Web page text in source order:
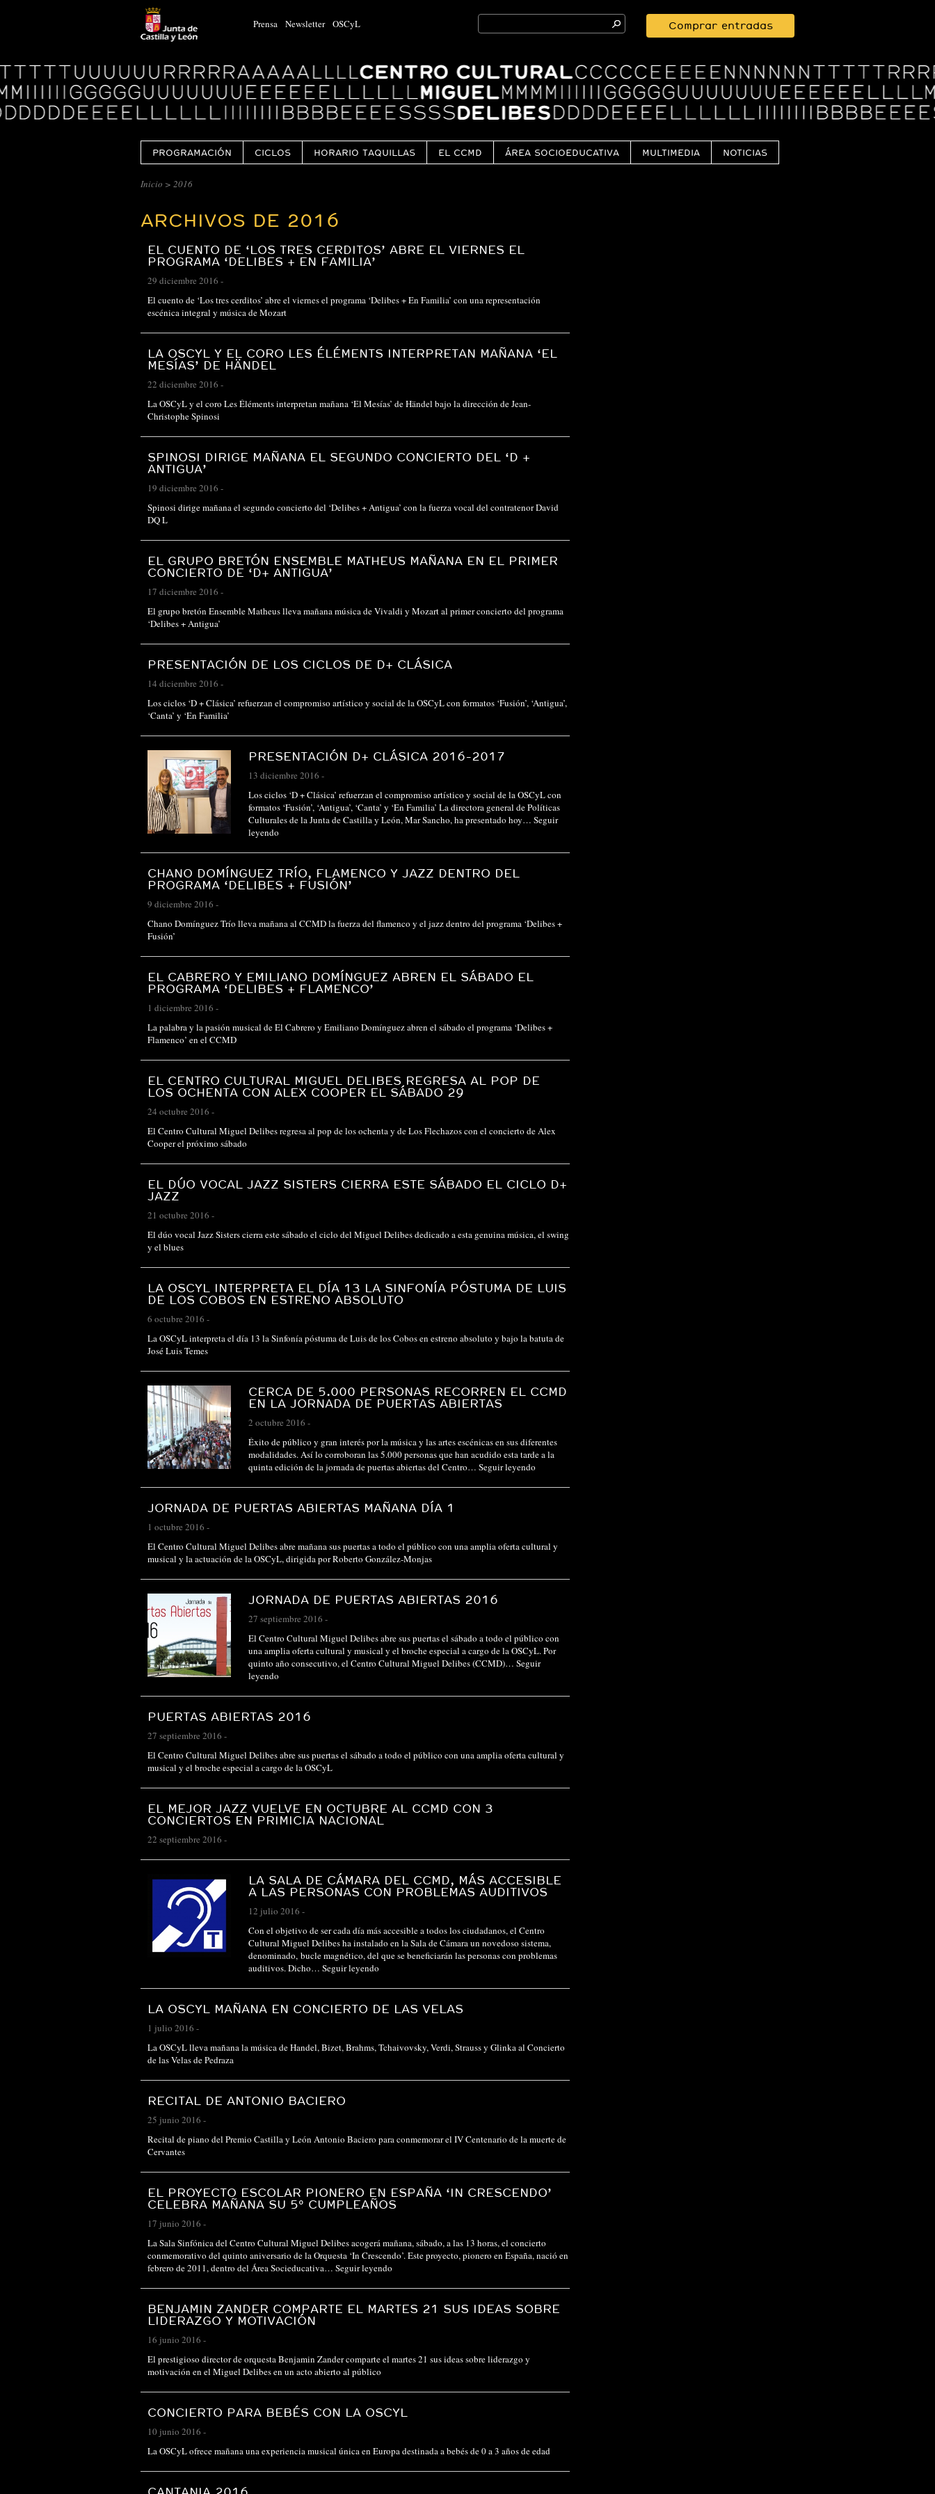
Prensa Newsletter OSCyL
Search
for:
Comprar entradas
Logo
Centro
Cultural
Miguel
Delibes
PROGRAMACIÓN CICLOS HORARIO TAQUILLAS EL CCMD ÁREA SOCIOEDUCATIVA MULTIMEDIA NOTICIAS
CENTRO
MIGUEL
DELIBES
::
ARCHIVO
Inicio > 2016
ARCHIVOS DE 2016
EL CUENTO DE ‘LOS TRES CERDITOS’ ABRE EL VIERNES EL
PROGRAMA ‘DELIBES + EN FAMILIA’
29 diciembre 2016 -
El cuento de ‘Los tres cerditos’ abre el viernes el programa ‘Delibes + En Familia’ con una representación
escénica integral y música de Mozart
LA OSCYL Y EL CORO LES ÉLÉMENTS INTERPRETAN MAÑANA ‘EL
MESÍAS’ DE HÄNDEL
22 diciembre 2016 -
La OSCyL y el coro Les Éléments interpretan mañana ‘El Mesías’ de Händel bajo la dirección de Jean-
Christophe Spinosi
SPINOSI DIRIGE MAÑANA EL SEGUNDO CONCIERTO DEL ‘D +
ANTIGUA’
19 diciembre 2016 -
Spinosi dirige mañana el segundo concierto del ‘Delibes + Antigua’ con la fuerza vocal del contratenor David
DQ L
EL GRUPO BRETÓN ENSEMBLE MATHEUS MAÑANA EN EL PRIMER
CONCIERTO DE ‘D+ ANTIGUA’
17 diciembre 2016 -
El grupo bretón Ensemble Matheus lleva mañana música de Vivaldi y Mozart al primer concierto del programa
‘Delibes + Antigua’
PRESENTACIÓN DE LOS CICLOS DE D+ CLÁSICA
14 diciembre 2016 -
Los ciclos ‘D + Clásica’ refuerzan el compromiso artístico y social de la OSCyL con formatos ‘Fusión’, ‘Antigua’,
‘Canta’ y ‘En Familia’
PRESENTACIÓN D+ CLÁSICA 2016-2017
13 diciembre 2016 -
Los ciclos ‘D + Clásica’ refuerzan el compromiso artístico y social de la OSCyL con
formatos ‘Fusión’, ‘Antigua’, ‘Canta’ y ‘En Familia’ La directora general de Políticas
Culturales de la Junta de Castilla y León, Mar Sancho, ha presentado hoy… Seguir
leyendo
CHANO DOMÍNGUEZ TRÍO, FLAMENCO Y JAZZ DENTRO DEL
PROGRAMA ‘DELIBES + FUSIÓN’
9 diciembre 2016 -
Chano Domínguez Trío lleva mañana al CCMD la fuerza del flamenco y el jazz dentro del programa ‘Delibes +
Fusión’
EL CABRERO Y EMILIANO DOMÍNGUEZ ABREN EL SÁBADO EL
PROGRAMA ‘DELIBES + FLAMENCO’
1 diciembre 2016 -
La palabra y la pasión musical de El Cabrero y Emiliano Domínguez abren el sábado el programa ‘Delibes +
Flamenco’ en el CCMD
EL CENTRO CULTURAL MIGUEL DELIBES REGRESA AL POP DE
LOS OCHENTA CON ALEX COOPER EL SÁBADO 29
24 octubre 2016 -
El Centro Cultural Miguel Delibes regresa al pop de los ochenta y de Los Flechazos con el concierto de Alex
Cooper el próximo sábado
EL DÚO VOCAL JAZZ SISTERS CIERRA ESTE SÁBADO EL CICLO D+
JAZZ
21 octubre 2016 -
El dúo vocal Jazz Sisters cierra este sábado el ciclo del Miguel Delibes dedicado a esta genuina música, el swing
y el blues
LA OSCYL INTERPRETA EL DÍA 13 LA SINFONÍA PÓSTUMA DE LUIS
DE LOS COBOS EN ESTRENO ABSOLUTO
6 octubre 2016 -
La OSCyL interpreta el día 13 la Sinfonía póstuma de Luis de los Cobos en estreno absoluto y bajo la batuta de
José Luis Temes
CERCA DE 5.000 PERSONAS RECORREN EL CCMD
EN LA JORNADA DE PUERTAS ABIERTAS
2 octubre 2016 -
Éxito de público y gran interés por la música y las artes escénicas en sus diferentes
modalidades. Así lo corroboran las 5.000 personas que han acudido esta tarde a la
quinta edición de la jornada de puertas abiertas del Centro… Seguir leyendo
JORNADA DE PUERTAS ABIERTAS MAÑANA DÍA 1
1 octubre 2016 -
El Centro Cultural Miguel Delibes abre mañana sus puertas a todo el público con una amplia oferta cultural y
musical y la actuación de la OSCyL, dirigida por Roberto González-Monjas
JORNADA DE PUERTAS ABIERTAS 2016
27 septiembre 2016 -
El Centro Cultural Miguel Delibes abre sus puertas el sábado a todo el público con
una amplia oferta cultural y musical y el broche especial a cargo de la OSCyL. Por
quinto año consecutivo, el Centro Cultural Miguel Delibes (CCMD)… Seguir
leyendo
PUERTAS ABIERTAS 2016
27 septiembre 2016 -
El Centro Cultural Miguel Delibes abre sus puertas el sábado a todo el público con una amplia oferta cultural y
musical y el broche especial a cargo de la OSCyL
EL MEJOR JAZZ VUELVE EN OCTUBRE AL CCMD CON 3
CONCIERTOS EN PRIMICIA NACIONAL
22 septiembre 2016 -
LA SALA DE CÁMARA DEL CCMD, MÁS ACCESIBLE
A LAS PERSONAS CON PROBLEMAS AUDITIVOS
12 julio 2016 -
Con el objetivo de ser cada día más accesible a todos los ciudadanos, el Centro
Cultural Miguel Delibes ha instalado en la Sala de Cámara un novedoso sistema,
denominado, bucle magnético, del que se beneficiarán las personas con problemas
auditivos. Dicho… Seguir leyendo
LA OSCYL MAÑANA EN CONCIERTO DE LAS VELAS
1 julio 2016 -
La OSCyL lleva mañana la música de Handel, Bizet, Brahms, Tchaivovsky, Verdi, Strauss y Glinka al Concierto
de las Velas de Pedraza
RECITAL DE ANTONIO BACIERO
25 junio 2016 -
Recital de piano del Premio Castilla y León Antonio Baciero para conmemorar el IV Centenario de la muerte de
Cervantes
EL PROYECTO ESCOLAR PIONERO EN ESPAÑA ‘IN CRESCENDO’
CELEBRA MAÑANA SU 5º CUMPLEAÑOS
17 junio 2016 -
La Sala Sinfónica del Centro Cultural Miguel Delibes acogerá mañana, sábado, a las 13 horas, el concierto
conmemorativo del quinto aniversario de la Orquesta ‘In Crescendo’. Este proyecto, pionero en España, nació en
febrero de 2011, dentro del Área Socieducativa… Seguir leyendo
BENJAMIN ZANDER COMPARTE EL MARTES 21 SUS IDEAS SOBRE
LIDERAZGO Y MOTIVACIÓN
16 junio 2016 -
El prestigioso director de orquesta Benjamin Zander comparte el martes 21 sus ideas sobre liderazgo y
motivación en el Miguel Delibes en un acto abierto al público
CONCIERTO PARA BEBÉS CON LA OSCYL
10 junio 2016 -
La OSCyL ofrece mañana una experiencia musical única en Europa destinada a bebés de 0 a 3 años de edad